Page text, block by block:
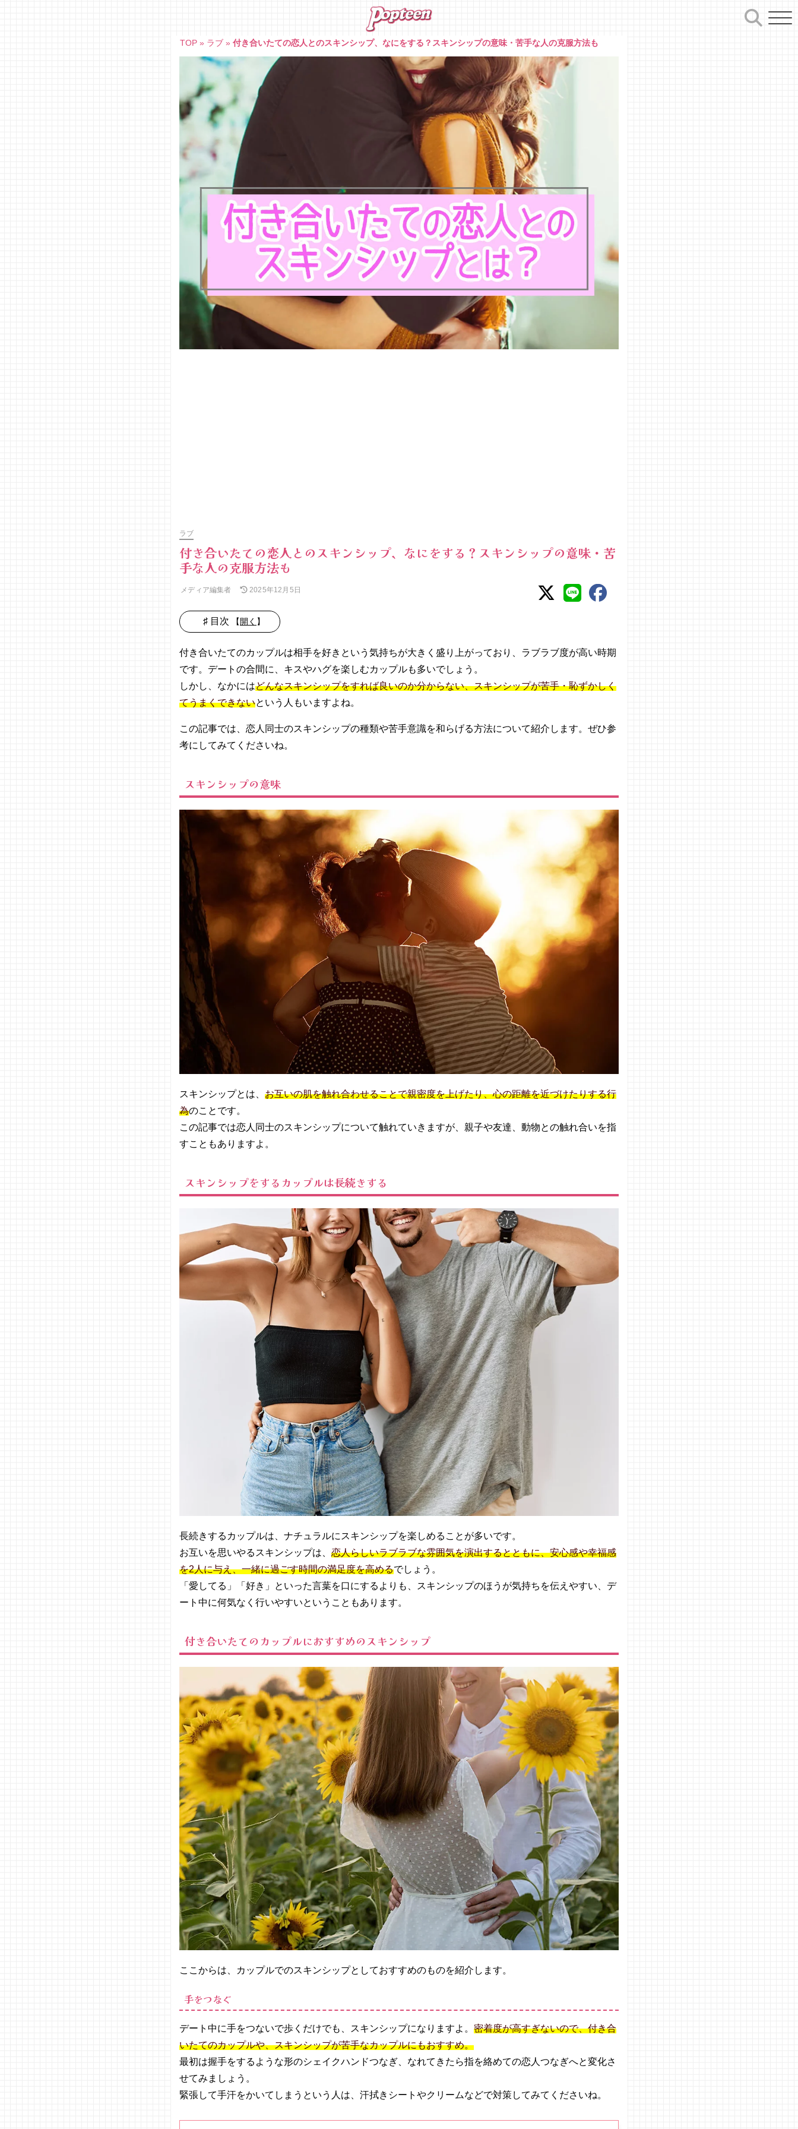
TOP » ラブ »付き合いたての恋人とのスキンシップ、なにをする？スキンシップの意味・苦手な人の克服方法も
ラブ
付き合いたての恋人とのスキンシップ、なにをする？スキンシップの意味・苦
手な人の克服方法も
メディア編集者 2025年12月5日
♯ 目次 【開く 】
シップの意
02. スキン
シップをす
るカップル
る
03. 付き合
すすめのス
キンシップ
− 手を
つなぐ
− ハグ
− キス
04. スキン
シップが苦
手な人の心
理・原因
− 恋愛
に慣れ
ていな
− 自分
の体に
コンプ
スがあ
る
05. スキン
シップが苦
手な人はど
− 相手
に「ス
と伝え
ておこ
− OK
な範囲
のスキ
ンシッ
プから
始めて
− シチ
ュエー
ション
を工夫
する
− 恋愛
映画・
ドラマ
の真似
をして
みる
06. 付き合
プルのスキ
ンシップ
は、お互い
に無理のな
い範囲で楽
付き合いたてのカップルは相手を好きという気持ちが大きく盛り上がっており、ラブラブ度が高い時期
です。デートの合間に、キスやハグを楽しむカップルも多いでしょう。
しかし、なかにはどんなスキンシップをすれば良いのか分からない、スキンシップが苦手・恥ずかしく
てうまくできないという人もいますよね。
この記事では、恋人同士のスキンシップの種類や苦手意識を和らげる方法について紹介します。ぜひ参
考にしてみてくださいね。
スキンシップの意味
スキンシップとは、 お互いの肌を触れ合わせることで親密度を上げたり、心の距離を近づけたりする行
為のことです。
この記事では恋人同士のスキンシップについて触れていきますが、親子や友達、動物との触れ合いを指
すこともありますよ。
スキンシップをするカップルは長続きする
長続きするカップルは、ナチュラルにスキンシップを楽しめることが多いです。
お互いを思いやるスキンシップは、 恋人らしいラブラブな雰囲気を演出するとともに、安心感や幸福感
を2人に与え、一緒に過ごす時間の満足度を高めるでしょう。
「愛してる」「好き」といった言葉を口にするよりも、スキンシップのほうが気持ちを伝えやすい、デ
ート中に何気なく行いやすいということもあります。
付き合いたてのカップルにおすすめのスキンシップ
ここからは、カップルでのスキンシップとしておすすめのものを紹介します。
手をつなぐ
デート中に手をつないで歩くだけでも、スキンシップになりますよ。 密着度が高すぎないので、付き合
いたてのカップルや、スキンシップが苦手なカップルにもおすすめ。
最初は握手をするような形のシェイクハンドつなぎ、なれてきたら指を絡めての恋人つなぎへと変化さ
せてみましょう。
緊張して手汗をかいてしまうという人は、汗拭きシートやクリームなどで対策してみてくださいね。